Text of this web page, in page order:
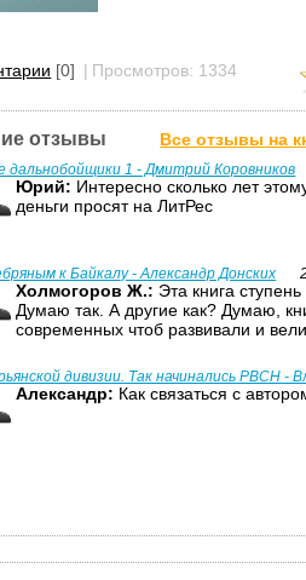
[0] | Просмотров: 1334
отзывы Все отзывы на
дальнобойщики 1 - Дмитрий Коровников
Юрий: Интересно сколько лет
деньги просят на ЛитРес
к Байкалу - Александр Донских
Холмогоров Ж.: Эта книга
Думаю так. А другие как? Думаю,
современных чтоб развивали и
дивизии. Так начинались РВСН -
Александр: Как связаться с